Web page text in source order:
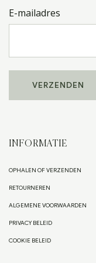
E-mailadres
INFORMATIE
OPHALEN OF VERZENDEN
RETOURNEREN
ALGEMENE VOORWAARDEN
PRIVACY BELEID
COOKIE BELEID